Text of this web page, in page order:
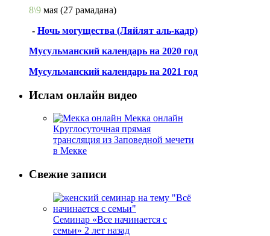
8\9 мая (27 рамадана)
- Ночь могущества (Ляйлят аль-кадр)
Мусульманский календарь на 2020 год
Мусульманский календарь на 2021 год
Ислам онлайн видео
Мекка онлайн
Круглосуточная прямая
трансляция из Заповедной мечети
в Мекке
Свежие записи
Семинар «Все начинается с
семьи» 2 лет назад